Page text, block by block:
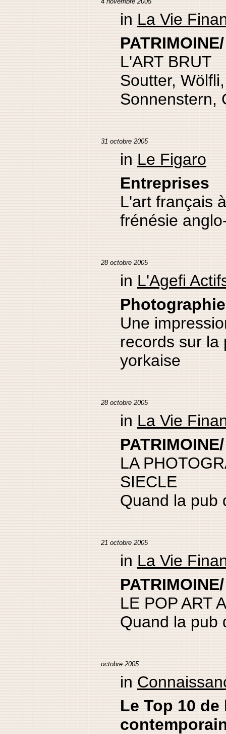
in La Vie
L'ART BRUT
Soutter,
Sonnenstern,
31 octobre 2005
in Le Figaro
Entreprises
L'art français
frénésie
28 octobre 2005
in L'Agefi
Une
records sur la
yorkaise
28 octobre 2005
in La Vie
LA
SIECLE
Quand la pub
21 octobre 2005
in La Vie
LE POP ART
Quand la pub
octobre 2005
in
Le Top 10 de